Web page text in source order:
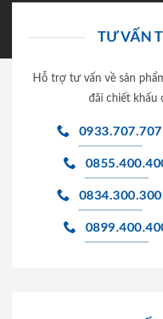
TƯ VẤN
Hỗ trợ tư vấn về sản
đãi chiết khấu
0933.707.707
0834.300.300